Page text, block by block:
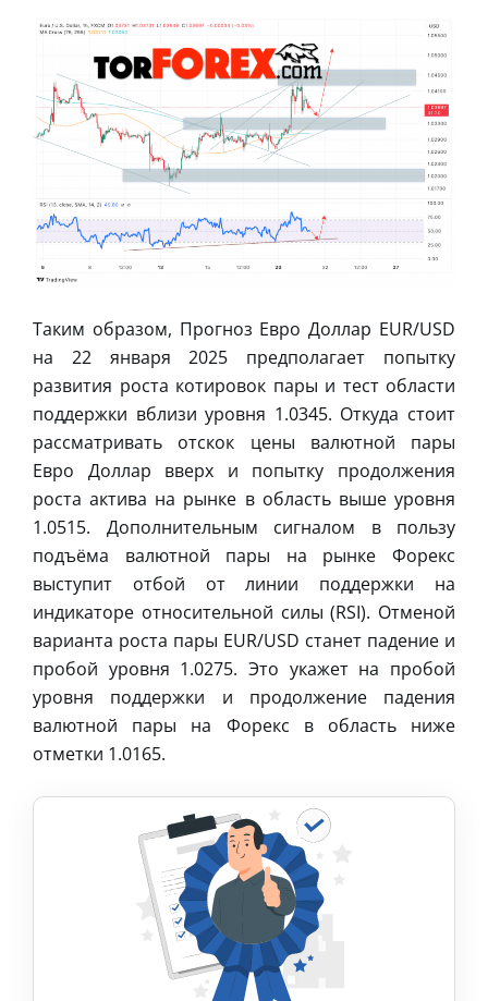
Таким образом, Прогноз Евро Доллар EUR/USD
на 22 января 2025 предполагает попытку
развития роста котировок пары и тест области
поддержки вблизи уровня 1.0345. Откуда стоит
рассматривать отскок цены валютной пары
Евро Доллар вверх и попытку продолжения
роста актива на рынке в область выше уровня
1.0515. Дополнительным сигналом в пользу
подъёма валютной пары на рынке Форекс
выступит отбой от линии поддержки на
индикаторе относительной силы (RSI). Отменой
варианта роста пары EUR/USD станет падение и
пробой уровня 1.0275. Это укажет на пробой
уровня поддержки и продолжение падения
валютной пары на Форекс в область ниже
отметки 1.0165.